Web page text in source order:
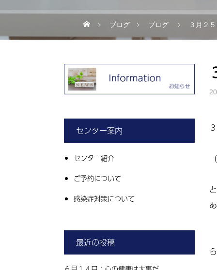
ブログ ブログ ３月２
センター案内
センター紹介
ご予約について
感染症対策について
最近の投稿